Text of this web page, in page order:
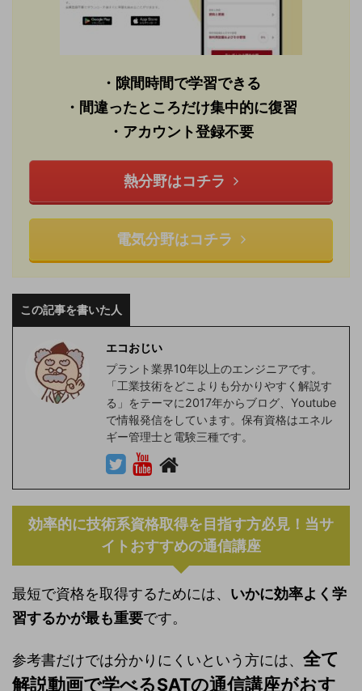
・隙間時間で学習できる
・間違ったところだけ集中的に復習
・アカウント登録不要
熱分野はコチラ
電気分野はコチラ
この記事を書いた人
エコおじい
プラント業界10年以上のエンジニアです。
「工業技術をどこよりも分かりやすく解説す
る」をテーマに2017年からブログ、Youtube
で情報発信をしています。保有資格はエネル
ギー管理士と電験三種です。
効率的に技術系資格取得を目指す方必見！当サ
イトおすすめの通信講座
最短で資格を取得するためには、 いかに効率よく学
習するかが最も重要です。
参考書だけでは分かりにくいという方には、 全て
解説動画で学べるSATの通信講座がおす